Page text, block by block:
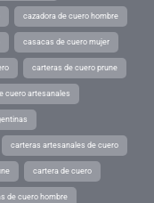
cazadora de cuero hombre
casacas de cuero mujer
carteras de cuero prune
cuero artesanales
carteras artesanales de cuero
cartera de cuero
de cuero hombre